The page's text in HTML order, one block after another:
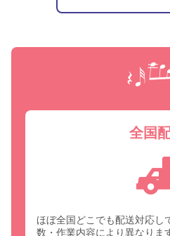
全国
ほぼ全国どこでも配送対応し
数・作業内容により異なりま